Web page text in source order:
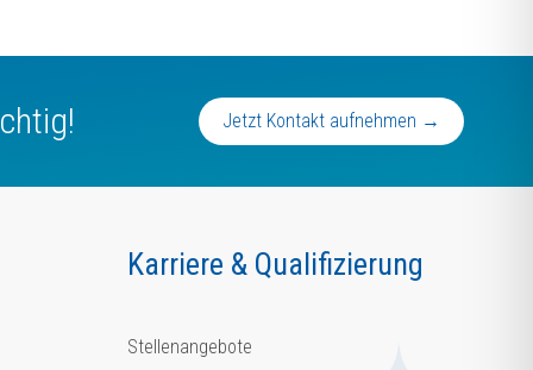
Jetzt Kontakt aufnehmen →
Karriere & Qualifizierung
Stellenangebote